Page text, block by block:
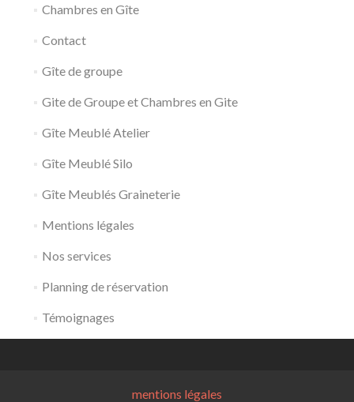
Chambres en Gîte
Contact
Gîte de groupe
Gite de Groupe et Chambres en Gite
Gîte Meublé Atelier
Gîte Meublé Silo
Gîte Meublés Graineterie
Mentions légales
Nos services
Planning de réservation
Témoignages
mentions légales